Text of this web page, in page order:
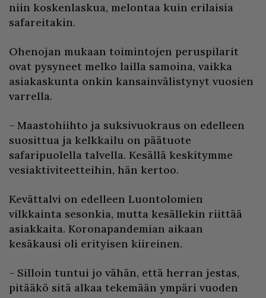
niin koskenlaskua, melontaa kuin erilaisia
safareitakin.
Ohenojan mukaan toimintojen peruspilarit
ovat pysyneet melko lailla samoina, vaikka
asiakaskunta onkin kansainvälistynyt vuosien
varrella.
– Maastohiihto ja suksivuokraus on edelleen
suosittua ja kelkkailu on päätuote
safaripuolella talvella. Kesällä keskitymme
vesiaktiviteetteihin, hän kertoo.
Kevättalvi on edelleen Luontolomien
vilkkainta sesonkia, mutta kesällekin riittää
asiakkaita. Koronapandemian aikaan
kesäkausi oli erityisen kiireinen.
– Silloin tuntui jo vähän, että herran jestas,
pitääkö sitä alkaa tekemään ympäri vuoden